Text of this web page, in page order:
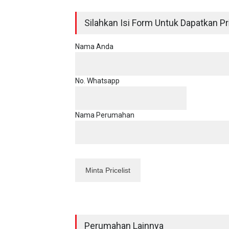
Silahkan Isi Form Untuk Dapatkan
Nama Anda
No. Whatsapp
Nama Perumahan
Perumahan Lainnya